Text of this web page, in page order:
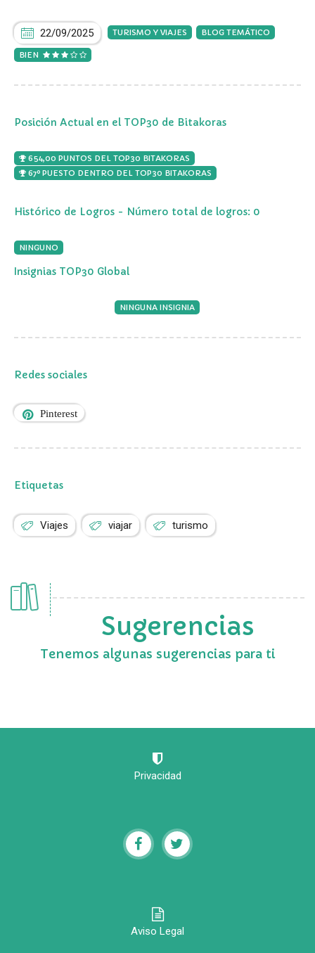
22/09/2025 TURISMO Y VIAJES BLOG TEMÁTICO
BIEN
Posición Actual en el TOP30 de Bitakoras
654,00 PUNTOS DEL TOP30 BITAKORAS
67º PUESTO DENTRO DEL TOP30 BITAKORAS
Histórico de Logros - Número total de logros: 0
NINGUNO
Insignias TOP30 Global
NINGUNA INSIGNIA
Redes sociales
Pinterest
Etiquetas
Viajes viajar turismo
Sugerencias
Tenemos algunas sugerencias para ti
Privacidad
Aviso Legal